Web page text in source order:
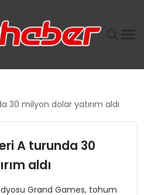
HEDEF
30 milyon dolar yatırım aldı
A turunda 30
aldı
Grand Games, tohum